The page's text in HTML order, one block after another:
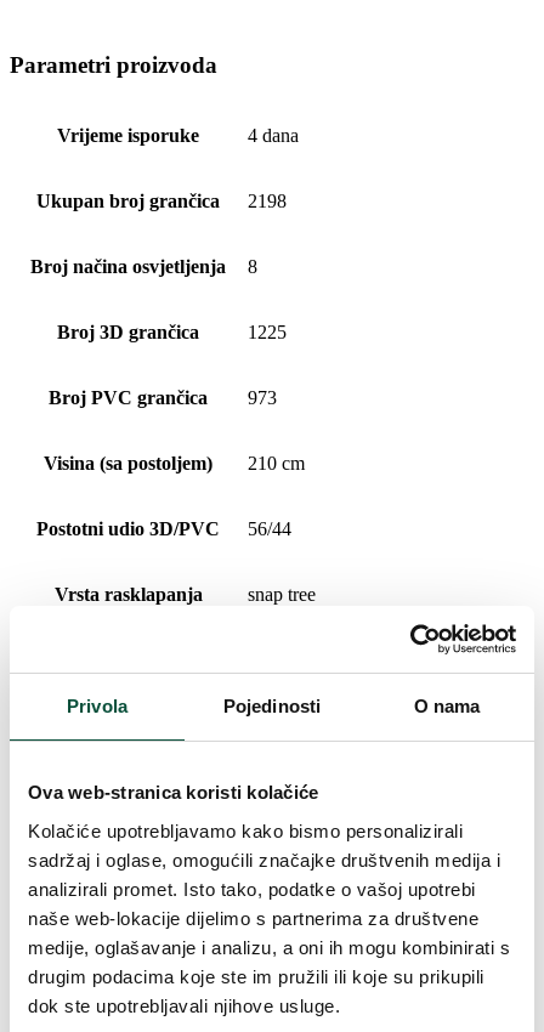
Privola Pojedinosti O nama
Ova web-stranica koristi kolačiće
Kolačiće upotrebljavamo kako bismo personalizirali
sadržaj i oglase, omogućili značajke društvenih medija i
analizirali promet. Isto tako, podatke o vašoj upotrebi
naše web-lokacije dijelimo s partnerima za društvene
medije, oglašavanje i analizu, a oni ih mogu kombinirati s
drugim podacima koje ste im pružili ili koje su prikupili
dok ste upotrebljavali njihove usluge.
Parametri proizvoda
Vrijeme isporuke 4 dana
Ukupan broj grančica 2198
Broj načina osvjetljenja 8
Broj 3D grančica 1225
Broj PVC grančica 973
Visina (sa postoljem) 210 cm
Postotni udio 3D/PVC 56/44
Vrsta rasklapanja snap tree
Oblikovanje Gusto
Težina (brutto) 18,8
Špeciálne vlastnosti sa LED rasvjetom
Paket 1 138x44x38